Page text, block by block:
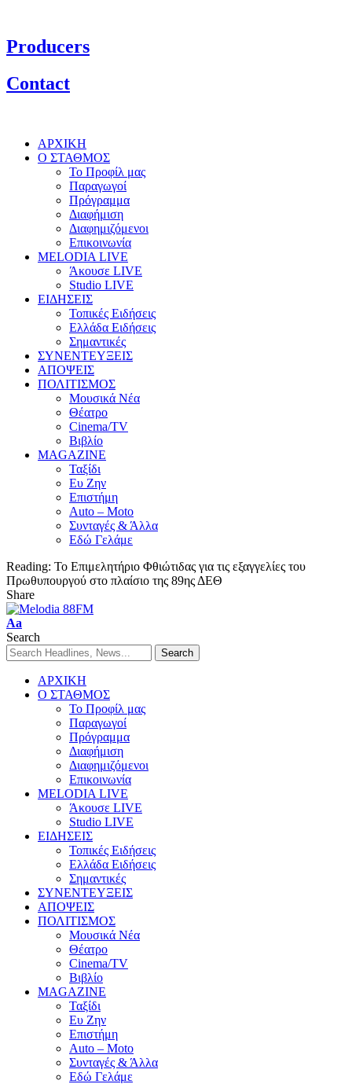
Producers
Contact
ΑΡΧΙΚΗ
Ο ΣΤΑΘΜΟΣ
Το Προφίλ μας
Παραγωγοί
Πρόγραμμα
Διαφήμιση
Διαφημιζόμενοι
Επικοινωνία
MELODIA LIVE
Άκουσε LIVE
Studio LIVE
ΕΙΔΗΣΕΙΣ
Τοπικές Ειδήσεις
Ελλάδα Ειδήσεις
Σημαντικές
ΣΥΝΕΝΤΕΥΞΕΙΣ
ΑΠΟΨΕΙΣ
ΠΟΛΙΤΙΣΜΟΣ
Μουσικά Νέα
Θέατρο
Cinema/TV
Βιβλίο
MAGAZINE
Ταξίδι
Ευ Ζην
Επιστήμη
Auto – Moto
Συνταγές & Άλλα
Εδώ Γελάμε
Reading: Το Επιμελητήριο Φθιώτιδας για τις εξαγγελίες του
Πρωθυπουργού στο πλαίσιο της 89ης ΔΕΘ
Share
Aa
Search
ΑΡΧΙΚΗ
Ο ΣΤΑΘΜΟΣ
Το Προφίλ μας
Παραγωγοί
Πρόγραμμα
Διαφήμιση
Διαφημιζόμενοι
Επικοινωνία
MELODIA LIVE
Άκουσε LIVE
Studio LIVE
ΕΙΔΗΣΕΙΣ
Τοπικές Ειδήσεις
Ελλάδα Ειδήσεις
Σημαντικές
ΣΥΝΕΝΤΕΥΞΕΙΣ
ΑΠΟΨΕΙΣ
ΠΟΛΙΤΙΣΜΟΣ
Μουσικά Νέα
Θέατρο
Cinema/TV
Βιβλίο
MAGAZINE
Ταξίδι
Ευ Ζην
Επιστήμη
Auto – Moto
Συνταγές & Άλλα
Εδώ Γελάμε